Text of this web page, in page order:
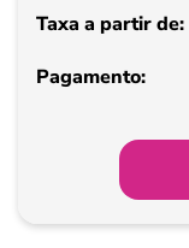
Pagamento